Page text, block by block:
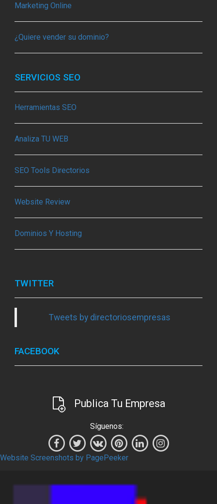
Marketing Online
¿Quiere vender su dominio?
SERVICIOS SEO
Herramientas SEO
Analiza TU WEB
SEO Tools Directorios
Website Review
Dominios Y Hosting
TWITTER
Tweets by directoriosempresas
FACEBOOK
Publica Tu Empresa
Síguenos:
Website Screenshots by PagePeeker